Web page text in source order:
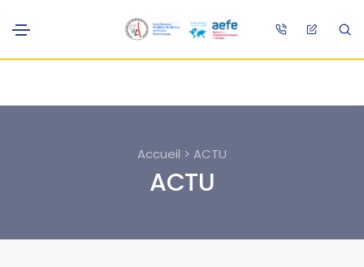
Accueil > ACTU
ACTU